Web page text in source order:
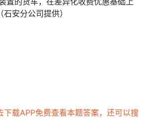
石安分公司提供）
下载APP免费查看本题答案，还可以搜